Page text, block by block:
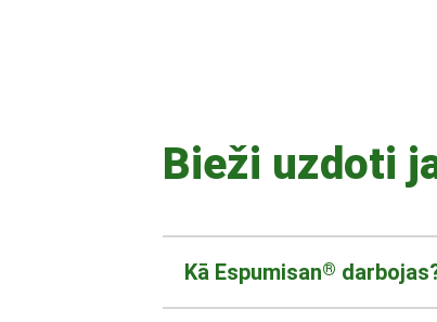
Bieži uzdoti
Kā Espumisan®